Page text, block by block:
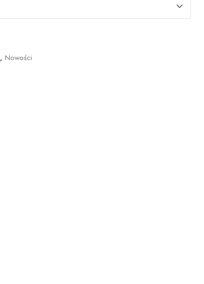
, Nowości